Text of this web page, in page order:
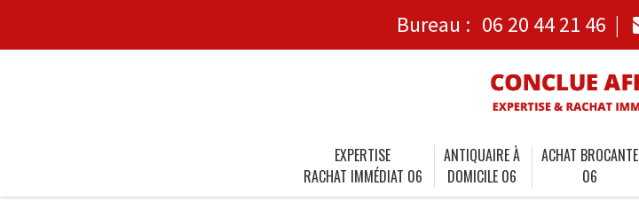
Bureau : 06 20 44 21 46
EXPERTISE
RACHAT IMMÉDIAT 06
ANTIQUAIRE À
DOMICILE 06
ACHAT BROCANTE
06